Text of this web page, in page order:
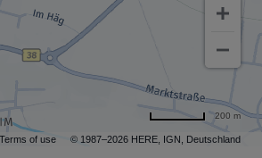
Terms of use © 1987–2026 HERE, IGN, Deutschland
200 m